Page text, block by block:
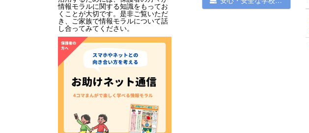
情報モラルに関する知識をもってお
くことが大切です。是非ご覧いただ
き、ご家族で情報モラルについて話
し合ってみてください。